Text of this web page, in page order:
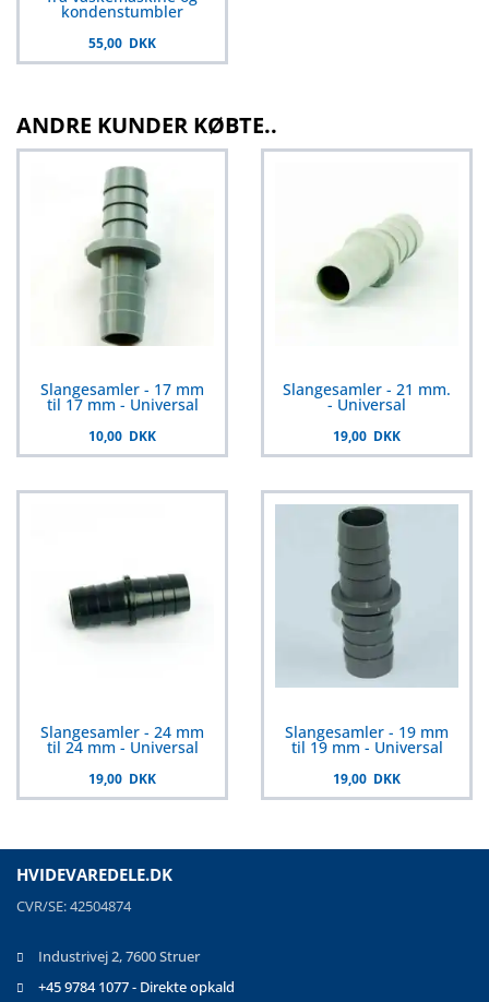
kondenstumbler
55,00 DKK
ANDRE KUNDER KØBTE..
Slangesamler - 17 mm
til 17 mm - Universal
10,00 DKK
Slangesamler - 21 mm.
- Universal
19,00 DKK
Slangesamler - 24 mm
til 24 mm - Universal
19,00 DKK
Slangesamler - 19 mm
til 19 mm - Universal
19,00 DKK
HVIDEVAREDELE.DK
CVR/SE: 42504874
Industrivej 2, 7600 Struer
+45 9784 1077 - Direkte opkald